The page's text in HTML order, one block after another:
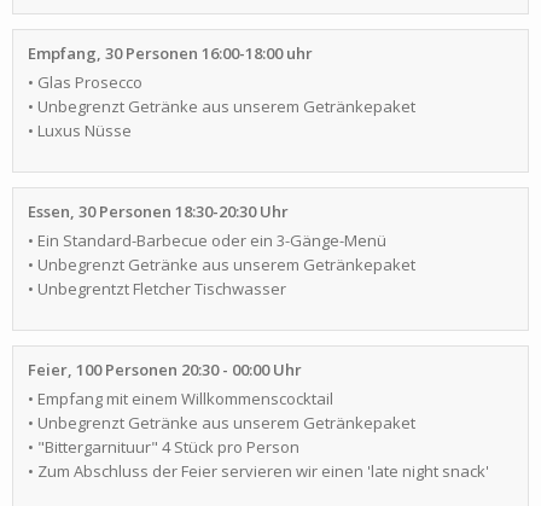
Empfang, 30 Personen 16:00-18:00 uhr
• Glas Prosecco
• Unbegrenzt Getränke aus unserem Getränkepaket
• Luxus Nüsse
Essen, 30 Personen 18:30-20:30 Uhr
• Ein Standard-Barbecue oder ein 3-Gänge-Menü
• Unbegrenzt Getränke aus unserem Getränkepaket
• Unbegrentzt Fletcher Tischwasser
Feier, 100 Personen 20:30 - 00:00 Uhr
• Empfang mit einem Willkommenscocktail
• Unbegrenzt Getränke aus unserem Getränkepaket
• "Bittergarnituur" 4 Stück pro Person
• Zum Abschluss der Feier servieren wir einen 'late night snack'